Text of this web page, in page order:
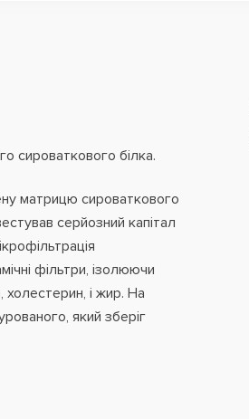
сироваткового білка.
матрицю сироваткового
серйозний капітал
фільтри, ізолюючи
холестерин, і жир. На
який зберіг